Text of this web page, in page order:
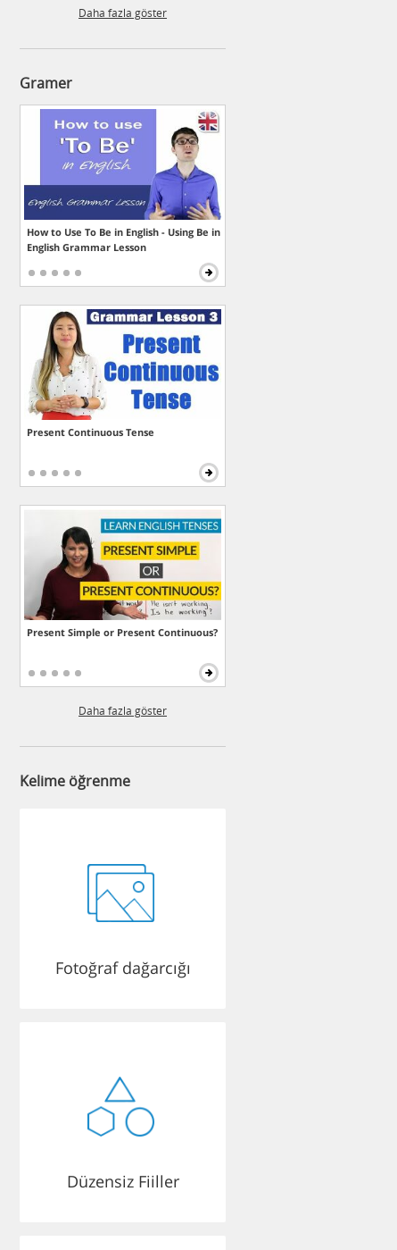
Daha fazla göster
Gramer
How to Use To Be in English - Using Be in
English Grammar Lesson
Present Continuous Tense
Present Simple or Present Continuous?
Daha fazla göster
Kelime öğrenme
Fotoğraf dağarcığı
Düzensiz Fiiller